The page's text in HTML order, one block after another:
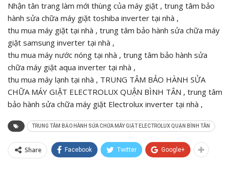
Nhận tân trang làm mới thùng của máy giặt , trung tâm bảo
hành sửa chữa máy giặt toshiba inverter tại nhà ,
thu mua máy giặt tại nhà , trung tâm bảo hành sửa chữa máy
giặt samsung inverter tại nhà ,
thu mua máy nước nóng tại nhà , trung tâm bảo hành sửa
chữa máy giặt aqua inverter tại nhà ,
thu mua máy lạnh tại nhà , TRUNG TÂM BẢO HÀNH SỬA
CHỮA MÁY GIẶT ELECTROLUX QUẬN BÌNH TÂN , trung tâm
bảo hành sửa chữa máy giặt Electrolux inverter tại nhà ,
TRUNG TÂM BẢO HÀNH SỬA CHỮA MÁY GIẶT ELECTROLUX QUẬN BÌNH TÂN
Share Facebook Twitter Google+